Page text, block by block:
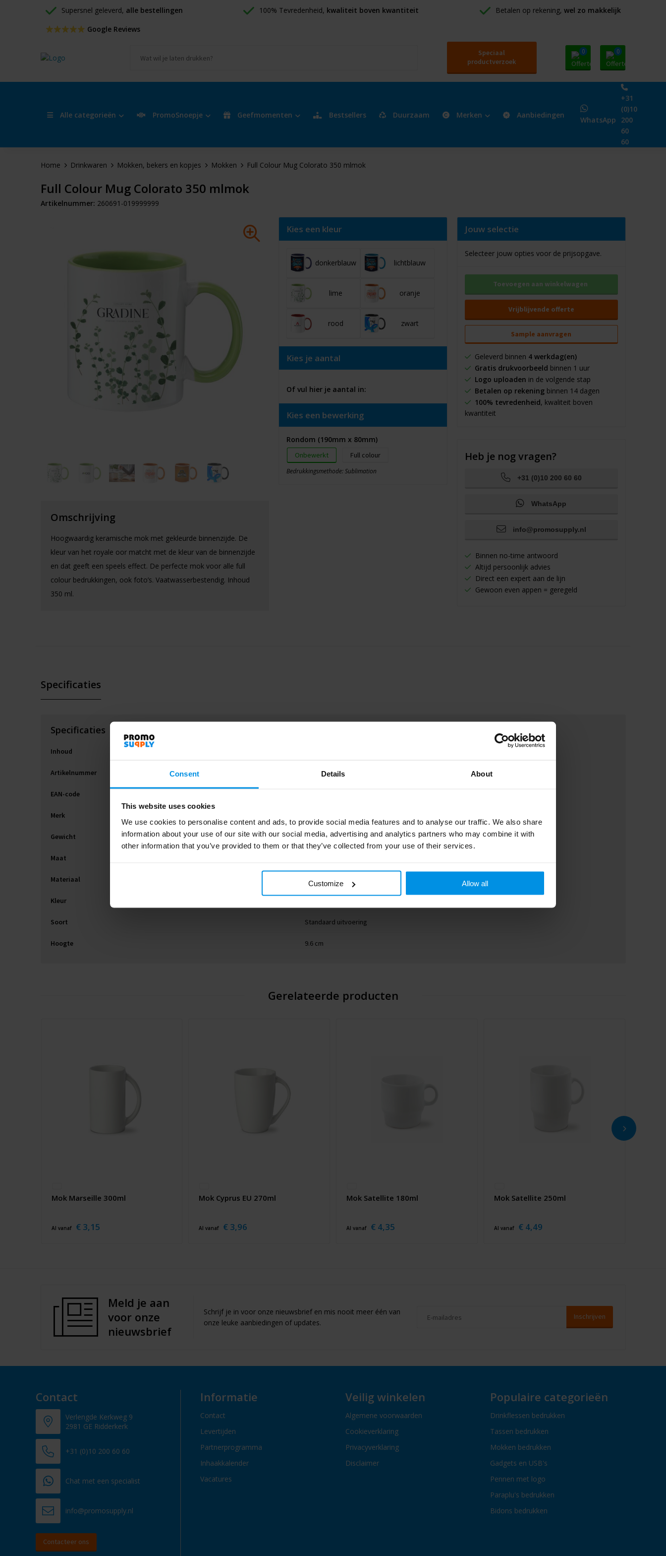
Consent Details About
This website uses cookies
We use cookies to personalise content and ads, to provide social media features and to analyse our traffic. We also share
information about your use of our site with our social media, advertising and analytics partners who may combine it with
other information that you’ve provided to them or that they’ve collected from your use of their services.
Customize Allow all
Supersnel geleverd, alle bestellingen 100% Tevredenheid, kwaliteit boven kwantiteit Betalen op rekening, wel zo makkelijk
Google Reviews
Speciaal
productverzoek
0 0
Alle categorieën PromoSnoepje Geefmomenten Bestsellers Duurzaam Merken Aanbiedingen
WhatsApp
+31
(0)10
200
60
60
Home Drinkwaren Mokken, bekers en kopjes Mokken Full Colour Mug Colorato 350 mlmok
Full Colour Mug Colorato 350 mlmok
Artikelnummer: 260691-019999999
Omschrijving
Hoogwaardig keramische mok met gekleurde binnenzijde. De
kleur van het royale oor matcht met de kleur van de binnenzijde
en dat geeft een speels effect. De perfecte mok voor alle full
colour bedrukkingen, ook foto’s. Vaatwasserbestendig. Inhoud
350 ml.
Kies een kleur
donkerblauw lichtblauw
lime oranje
rood zwart
Kies je aantal
Of vul hier je aantal in:
Kies een bewerking
Rondom (190mm x 80mm)
Onbewerkt Full colour
Bedrukkingsmethode: Sublimation
Jouw selectie
Selecteer jouw opties voor de prijsopgave.
Toevoegen aan winkelwagen
Vrijblijvende offerte
Sample aanvragen
Geleverd binnen 4 werkdag(en)
Gratis drukvoorbeeld binnen 1 uur
Logo uploaden in de volgende stap
Betalen op rekeningbinnen 14 dagen
100% tevredenheid, kwaliteit boven
kwantiteit
Heb je nog vragen?
+31 (0)10 200 60 60
WhatsApp
info@promosupply.nl
Binnen no-time antwoord
Altijd persoonlijk advies
Direct een expert aan de lijn
Gewoon even appen = geregeld
Specificaties
Specificaties
Inhoud
Artikelnummer 260691-019999999
EAN-code
Merk
Gewicht 300 g
Maat
Materiaal Keramiek
Kleur
Soort Standaard uitvoering
Hoogte 9.6 cm
Gerelateerde producten
Mok Marseille 300ml
Al vanaf € 3,15
Mok Cyprus EU 270ml
Al vanaf € 3,96
Mok Satellite 180ml
Al vanaf € 4,35
Mok Satellite 250ml
Al vanaf € 4,49
Meld je aan
voor onze
nieuwsbrief
Schrijf je in voor onze nieuwsbrief en mis nooit meer één van
onze leuke aanbiedingen of updates.
Contact
Verlengde Kerkweg 9
2981 GE Ridderkerk
+31 (0)10 200 60 60
Chat met een specialist
info@promosupply.nl
Contacteer ons
Informatie
Contact
Levertijden
Partnerprogramma
Inhaakkalender
Vacatures
Veilig winkelen
Algemene voorwaarden
Cookieverklaring
Privacyverklaring
Disclaimer
Populaire categorieën
Drinkflessen bedrukken
Tassen bedrukken
Mokken bedrukken
Gadgets en USB's
Pennen met logo
Paraplu's bedrukken
Bidons bedrukken